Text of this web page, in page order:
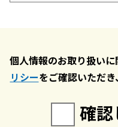
個人情報のお取り扱い
リシーをご確認いただき
確認